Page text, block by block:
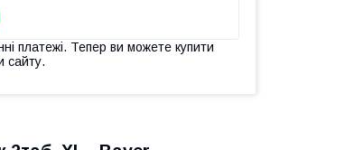
платежі. Тепер ви можете купити
сайту.